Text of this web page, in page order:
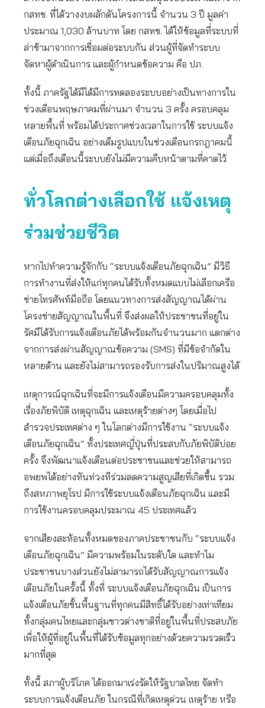
กสทช. ที่ได้วางงบผลักดันโครงการนี้ จำนวน 3 ปี มูลค่า
ประมาณ 1,030 ล้านบาท โดย กสทช. ได้ให้ข้อมูลที่ระบบที่
ล่าช้ามาจากการเชื่อมต่อระบบกัน ส่วนผู้ที่จัดทำระบบ
จัดหาผู้ดำเนินการ และผู้กำหนดข้อความ คือ ปภ.
ทั้งนี้ ภาครัฐได้มีได้มีการทดลองระบบอย่างเป็นทางการใน
ช่วงเดือนพฤษภาคมที่ผ่านมา จำนวน 3 ครั้ง ครอบคลุม
หลายพื้นที่ พร้อมได้ประกาศช่วงเวลาในการใช้ ระบบแจ้ง
เตือนภัยฉุกเฉิน อย่างเต็มรูปแบบในช่วงเดือนกรกฎาคมนี้
แต่เมื่อถึงเดือนนี้ระบบยังไม่มีความคืบหน้าตามที่คาดไว้
ทั่วโลกต่างเลือกใช้ แจ้งเหตุ
ร่วมช่วยชีวิต
หากไปทำความรู้จักกับ “ระบบแจ้งเตือนภัยฉุกเฉิน” มีวิธี
การทำงานที่ส่งให้แก่ทุกคนได้รับทั้งหมดแบบไม่เลือกเครือ
ข่ายโทรศัพท์มือถือ โดยแนวทางการส่งสัญญาณได้ผ่าน
โครงข่ายสัญญาณในพื้นที่ จึงส่งผลให้ประชาชนที่อยู่ใน
รัศมีได้รับการแจ้งเตือนภัยได้พร้อมกันจำนวนมาก แตกต่าง
จากการส่งผ่านสัญญาณข้อความ (SMS) ที่มีข้อจำกัดใน
หลายด้าน และยังไม่สามารถรองรับการส่งในปริมาณสูงได้
เหตุการณ์ฉุกเฉินที่จะมีการแจ้งเตือนมีความครอบคลุมทั้ง
เรื่องภัยพิบัติ เหตุฉุกเฉิน และเหตุร้ายต่างๆ โดยเมื่อไป
สำรวจประเทศต่าง ๆ ในโลกต่างมีการใช้งาน “ระบบแจ้ง
เตือนภัยฉุกเฉิน” ทั้งประเทศญี่ปุ่นที่ประสบกับภัยพิบัติบ่อย
ครั้ง จึงพัฒนาแจ้งเตือนต่อประชาชนและช่วยให้สามารถ
อพยพได้อย่างทันท่วงทีร่วมลดความสูญเสียที่เกิดขึ้น รวม
ถึงสหภาพยุโรป มีการใช้ระบบแจ้งเตือนภัยฉุกเฉิน และมี
การใช้งานครอบคลุมประมาณ 45 ประเทศแล้ว
จากเสียงสะท้อนทั้งหมดของภาคประชาชนกับ “ระบบแจ้ง
เตือนภัยฉุกเฉิน” มีความพร้อมในระดับใด และทำไม
ประชาชนบางส่วนยังไม่สามารถได้รับสัญญาณการแจ้ง
เตือนภัยในครั้งนี้ ทั้งที่ ระบบแจ้งเตือนภัยฉุกเฉิน เป็นการ
แจ้งเตือนภัยขั้นพื้นฐานที่ทุกคนมีสิทธิ์ได้รับอย่างเท่าเทียม
ทั้งกลุ่มคนไทยและกลุ่มชาวต่างชาติที่อยู่ในพื้นที่ประสบภัย
เพื่อให้ผู้ที่อยู่ในพื้นที่ได้รับข้อมูลทุกอย่างด้วยความรวดเร็ว
มากที่สุด
ทั้งนี้ สภาผู้บริโภค ได้ออกมาเร่งรัดให้รัฐบาลไทย จัดทำ
ระบบการแจ้งเตือนภัย ในกรณีที่เกิดเหตุด่วน เหตุร้าย หรือ